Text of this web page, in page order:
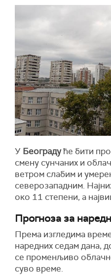
У Београдуће бити
смену сунчаних и
ветром слабим и
северозападним.
око 11 степени, а
Прогноза за
Према изгледима
наредних седам дана,
се променљиво
суво време.